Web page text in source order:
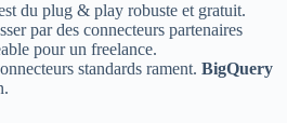
du plug & play robuste et gratuit.
par des connecteurs partenaires
pour un freelance.
standards rament. BigQuery